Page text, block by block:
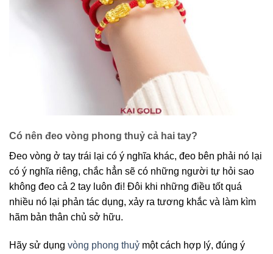
Có nên đeo vòng phong thuỷ cả hai tay?
Đeo vòng ở tay trái lại có ý nghĩa khác, đeo bên phải nó lại
có ý nghĩa riêng, chắc hẳn sẽ có những người tự hỏi sao
không đeo cả 2 tay luôn đi! Đôi khi những điều tốt quá
nhiều nó lại phản tác dụng, xảy ra tương khắc và làm kìm
hãm bản thân chủ sở hữu.
Hãy sử dụng vòng phong thuỷ một cách hợp lý, đúng ý